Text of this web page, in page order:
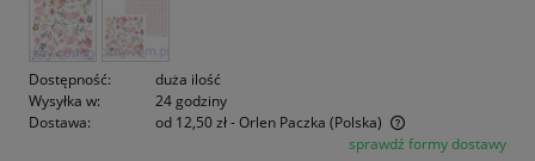
Dostępność:
duża ilość
Wysyłka w:
24 godziny
Dostawa:
od 12,50 zł- Orlen Paczka (Polska)
Cena nie zawiera ewentualnych kosztów płatnościsprawdź formy dostawy